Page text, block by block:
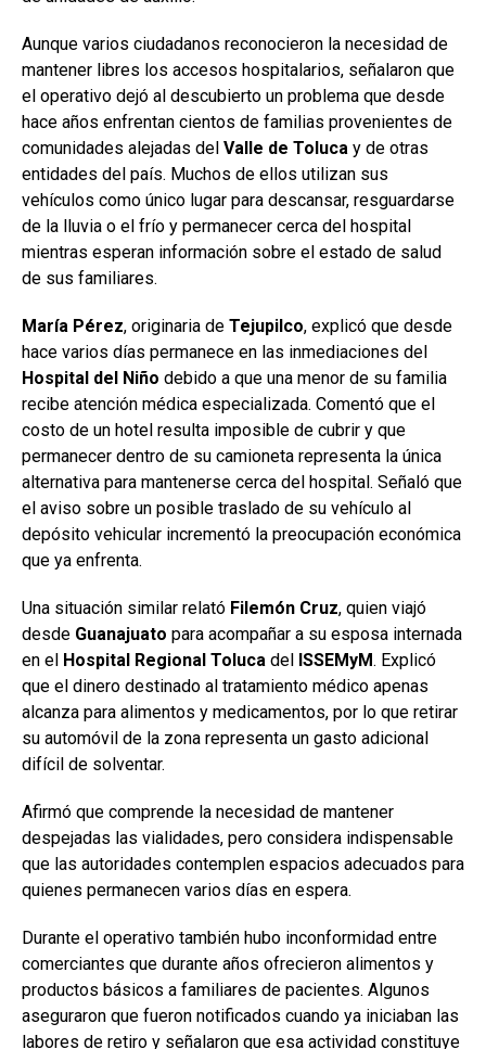
Aunque varios ciudadanos reconocieron la necesidad de
mantener libres los accesos hospitalarios, señalaron que
el operativo dejó al descubierto un problema que desde
hace años enfrentan cientos de familias provenientes de
comunidades alejadas del Valle de Toluca y de otras
entidades del país. Muchos de ellos utilizan sus
vehículos como único lugar para descansar, resguardarse
de la lluvia o el frío y permanecer cerca del hospital
mientras esperan información sobre el estado de salud
de sus familiares.
María Pérez, originaria de Tejupilco, explicó que desde
hace varios días permanece en las inmediaciones del
Hospital del Niño debido a que una menor de su familia
recibe atención médica especializada. Comentó que el
costo de un hotel resulta imposible de cubrir y que
permanecer dentro de su camioneta representa la única
alternativa para mantenerse cerca del hospital. Señaló que
el aviso sobre un posible traslado de su vehículo al
depósito vehicular incrementó la preocupación económica
que ya enfrenta.
Una situación similar relató Filemón Cruz, quien viajó
desde Guanajuato para acompañar a su esposa internada
en el Hospital Regional Toluca del ISSEMyM. Explicó
que el dinero destinado al tratamiento médico apenas
alcanza para alimentos y medicamentos, por lo que retirar
su automóvil de la zona representa un gasto adicional
difícil de solventar.
Afirmó que comprende la necesidad de mantener
despejadas las vialidades, pero considera indispensable
que las autoridades contemplen espacios adecuados para
quienes permanecen varios días en espera.
Durante el operativo también hubo inconformidad entre
comerciantes que durante años ofrecieron alimentos y
productos básicos a familiares de pacientes. Algunos
aseguraron que fueron notificados cuando ya iniciaban las
labores de retiro y señalaron que esa actividad constituye